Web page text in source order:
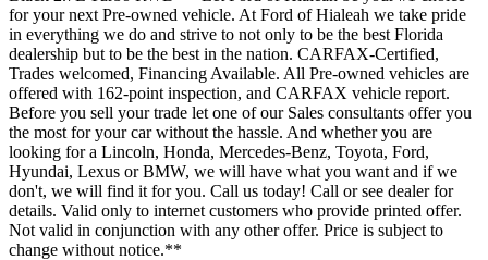
for your next Pre-owned vehicle. At Ford of Hialeah we take pride
in everything we do and strive to not only to be the best Florida
dealership but to be the best in the nation. CARFAX-Certified,
Trades welcomed, Financing Available. All Pre-owned vehicles are
offered with 162-point inspection, and CARFAX vehicle report.
Before you sell your trade let one of our Sales consultants offer you
the most for your car without the hassle. And whether you are
looking for a Lincoln, Honda, Mercedes-Benz, Toyota, Ford,
Hyundai, Lexus or BMW, we will have what you want and if we
don't, we will find it for you. Call us today! Call or see dealer for
details. Valid only to internet customers who provide printed offer.
Not valid in conjunction with any other offer. Price is subject to
change without notice.**